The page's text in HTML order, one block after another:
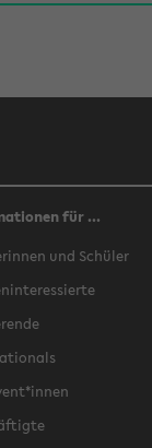
für ...
und Schüler